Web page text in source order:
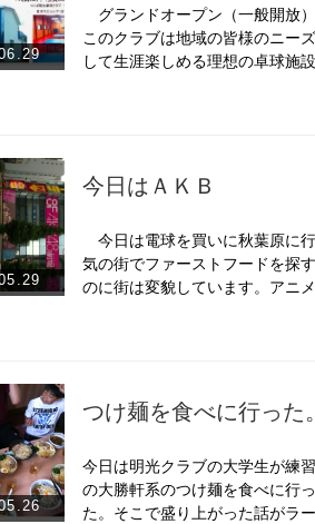
グランドオープン（一般開放
このクラブは地域の皆様のニー
して生涯楽しめる理想の卓球施
今日はＡＫＢ
今日は電球を買いに秋葉原に
気の街でファーストフードを探
のに街は変貌しています。アニ
つけ麺を食べに行った。
今日は明光クラブの大学生が練
の大勝軒系のつけ麺を食べに行
た。そこで盛り上がった話がラ